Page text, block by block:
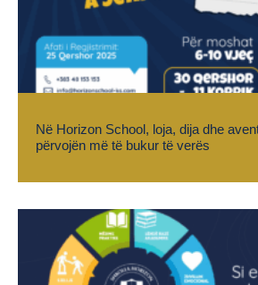
Në Horizon School, loja, dija dhe
përvojën më të bukur të verës